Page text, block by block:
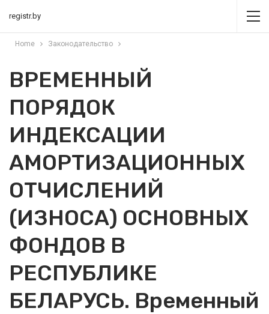
registr.by
Home Законодательство
ВРЕМЕННЫЙ
ПОРЯДОК
ИНДЕКСАЦИИ
АМОРТИЗАЦИОННЫХ
ОТЧИСЛЕНИЙ
(ИЗНОСА) ОСНОВНЫХ
ФОНДОВ В
РЕСПУБЛИКЕ
БЕЛАРУСЬ. Временный